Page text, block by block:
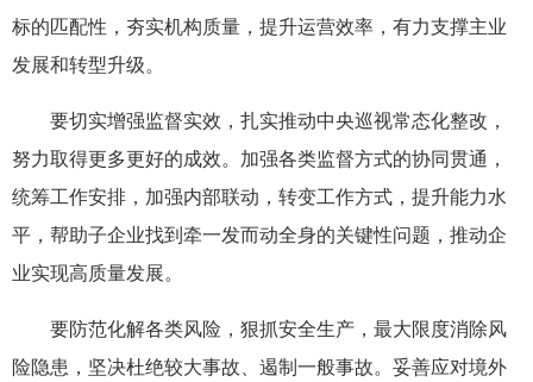
标的匹配性，夯实机构质量，提升运营效率，有力支撑主业
发展和转型升级。
要切实增强监督实效，扎实推动中央巡视常态化整改，
努力取得更多更好的成效。加强各类监督方式的协同贯通，
统筹工作安排，加强内部联动，转变工作方式，提升能力水
平，帮助子企业找到牵一发而动全身的关键性问题，推动企
业实现高质量发展。
要防范化解各类风险，狠抓安全生产，最大限度消除风
险隐患，坚决杜绝较大事故、遏制一般事故。妥善应对境外